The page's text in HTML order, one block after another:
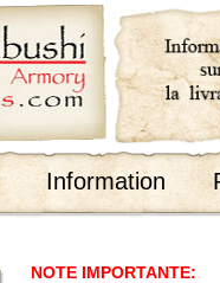
;
Information
NOTE IMPORTANTE: